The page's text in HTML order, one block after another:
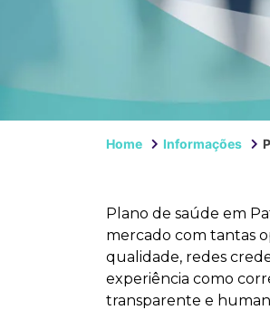
Home Informações
Plano de saúde em
mercado com tantas
qualidade, redes
experiência como
transparente e